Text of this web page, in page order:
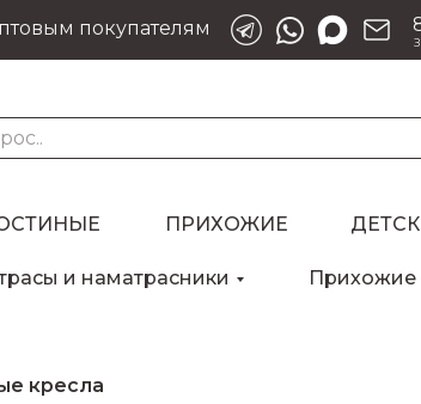
покупателям
ПРИХОЖИЕ
Прихожие
и наматрасники
кресла